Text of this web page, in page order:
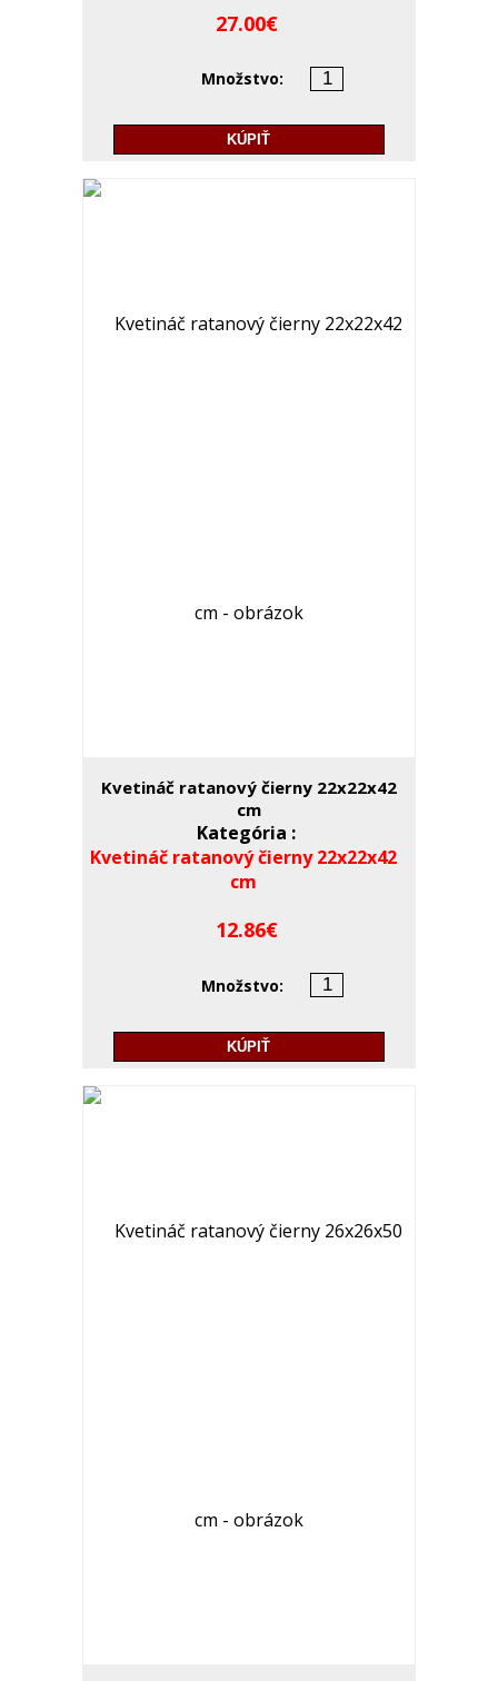
27.00
Množstvo:
KÚPIŤ
Kvetináč ratanový čierny 22x22x42
cm
Kategória :
Kvetináč ratanový čierny 22x22x42
cm
12.86
Množstvo:
KÚPIŤ